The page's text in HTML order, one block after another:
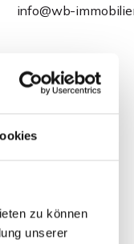
zu können
unserer
info@wb-